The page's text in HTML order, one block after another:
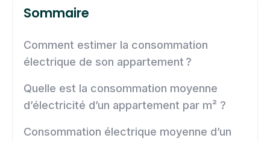
Sommaire
Comment estimer la consommation
électrique de son appartement ?
Quelle est la consommation moyenne
d’électricité d’un appartement par m² ?
Consommation électrique moyenne d’un